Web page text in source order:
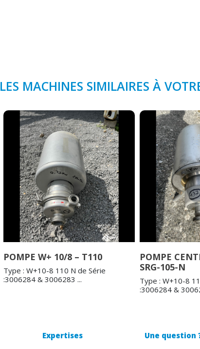
LES MACHINES SIMILAIRES À
POMPE W+ 10/8 – T110
Type : W+10-8 110 N de Série
:3006284 & 3006283 ...
POMPE
SRG-105-N
Type : W+10-8
:3006284 &
Expertises Une question